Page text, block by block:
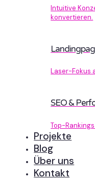
Intuitive
konvertieren.
Laser-Fokus
SEO &
Top-
Projekte
Blog
Über uns
Kontakt